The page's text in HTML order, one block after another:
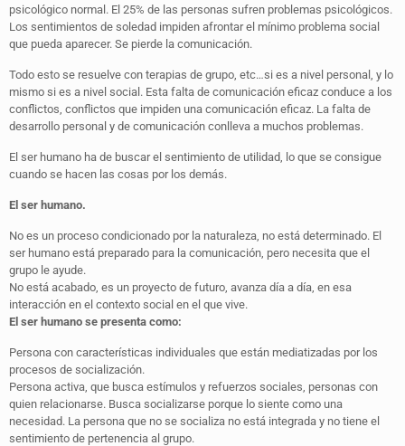
psicológico normal. El 25% de las personas sufren problemas psicológicos.
Los sentimientos de soledad impiden afrontar el mínimo problema social
que pueda aparecer. Se pierde la comunicación.
Todo esto se resuelve con terapias de grupo, etc…si es a nivel personal, y lo
mismo si es a nivel social. Esta falta de comunicación eficaz conduce a los
conflictos, conflictos que impiden una comunicación eficaz. La falta de
desarrollo personal y de comunicación conlleva a muchos problemas.
El ser humano ha de buscar el sentimiento de utilidad, lo que se consigue
cuando se hacen las cosas por los demás.
El ser humano.
No es un proceso condicionado por la naturaleza, no está determinado. El
ser humano está preparado para la comunicación, pero necesita que el
grupo le ayude.
No está acabado, es un proyecto de futuro, avanza día a día, en esa
interacción en el contexto social en el que vive.
El ser humano se presenta como:
Persona con características individuales que están mediatizadas por los
procesos de socialización.
Persona activa, que busca estímulos y refuerzos sociales, personas con
quien relacionarse. Busca socializarse porque lo siente como una
necesidad. La persona que no se socializa no está integrada y no tiene el
sentimiento de pertenencia al grupo.